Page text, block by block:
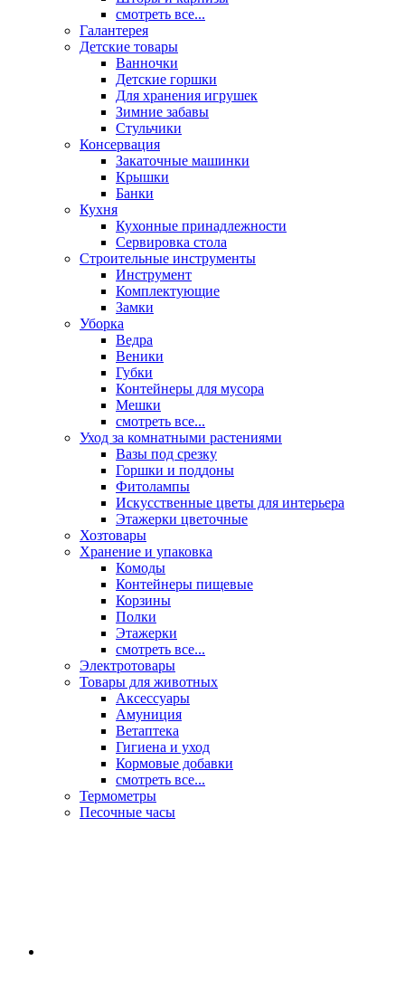
смотреть все...
Галантерея
Детские товары
Ванночки
Детские горшки
Для хранения игрушек
Зимние забавы
Стульчики
Консервация
Закаточные машинки
Крышки
Банки
Кухня
Кухонные принадлежности
Сервировка стола
Строительные инструменты
Инструмент
Комплектующие
Замки
Уборка
Ведра
Веники
Губки
Контейнеры для мусора
Мешки
смотреть все...
Уход за комнатными растениями
Вазы под срезку
Горшки и поддоны
Фитолампы
Искусственные цветы для интерьера
Этажерки цветочные
Хозтовары
Хранение и упаковка
Комоды
Контейнеры пищевые
Корзины
Полки
Этажерки
смотреть все...
Электротовары
Товары для животных
Аксессуары
Амуниция
Ветаптека
Гигиена и уход
Кормовые добавки
смотреть все...
Термометры
Песочные часы